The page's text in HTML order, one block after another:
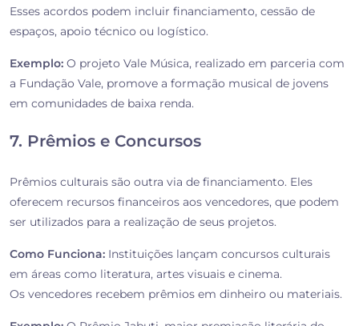
Esses acordos podem incluir financiamento, cessão de
espaços, apoio técnico ou logístico.
Exemplo: O projeto Vale Música, realizado em parceria com
a Fundação Vale, promove a formação musical de jovens
em comunidades de baixa renda.
7. Prêmios e Concursos
Prêmios culturais são outra via de financiamento. Eles
oferecem recursos financeiros aos vencedores, que podem
ser utilizados para a realização de seus projetos.
Como Funciona: Instituições lançam concursos culturais
em áreas como literatura, artes visuais e cinema.
Os vencedores recebem prêmios em dinheiro ou materiais.